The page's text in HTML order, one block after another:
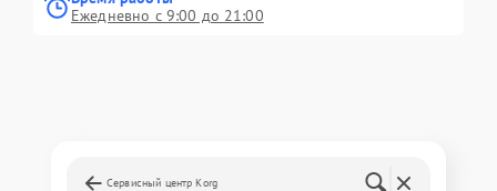
Ежедневно с 9:00 до 21:00
Сервисный центр Korg